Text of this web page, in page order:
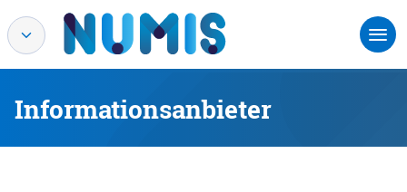
Informationsanbieter